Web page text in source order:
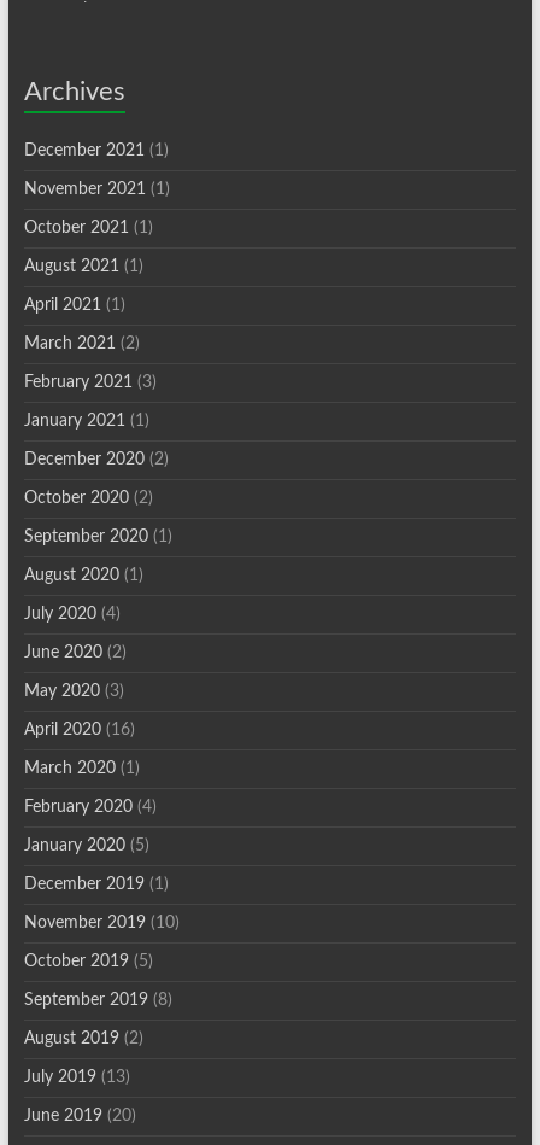
Archives
December 2021 (1)
November 2021 (1)
October 2021 (1)
August 2021 (1)
April 2021 (1)
March 2021 (2)
February 2021 (3)
January 2021 (1)
December 2020(2)
October 2020(2)
September 2020(1)
August 2020(1)
July 2020(4)
June 2020(2)
May 2020(3)
April 2020(16)
March 2020(1)
February 2020(4)
January 2020(5)
December 2019(1)
November 2019(10)
October 2019(5)
September 2019(8)
August 2019(2)
July 2019(13)
June 2019(20)